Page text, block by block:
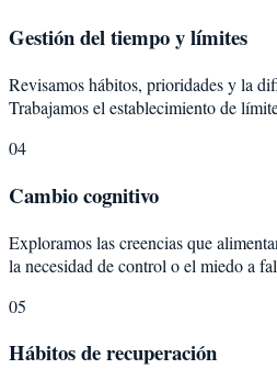
Gestión del tiempo y límites
Revisamos hábitos, prioridades y la
Trabajamos el establecimiento de
04
Cambio cognitivo
Exploramos las creencias que
la necesidad de control o el miedo a
05
Hábitos de recuperación